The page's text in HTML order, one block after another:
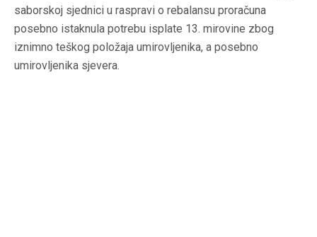
saborskoj sjednici u raspravi o rebalansu proračuna
posebno istaknula potrebu isplate 13. mirovine zbog
iznimno teškog položaja umirovljenika, a posebno
umirovljenika sjevera.